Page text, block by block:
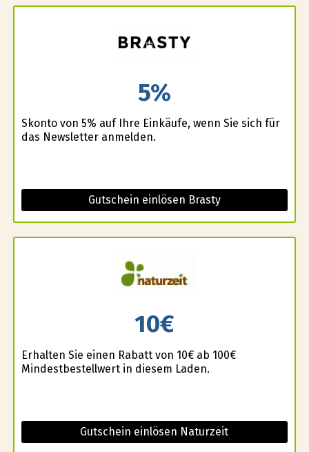
5%
Skonto von 5% auf Ihre Einkäufe, wenn Sie sich für
das Newsletter anmelden.
Gutschein einlösen Brasty
10€
Erhalten Sie einen Rabatt von 10€ ab 100€
Mindestbestellwert in diesem Laden.
Gutschein einlösen Naturzeit